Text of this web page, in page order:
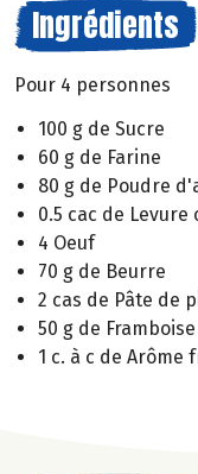
Ingrédients
Pour 4 personnes
100 g de Sucre
60 g de Farine
80 g de Poudre
0.5 cac de Levure
4 Oeuf
70 g de Beurre
2 cas de Pâte de
50 g de Framboise
1 c. à c de Arôme